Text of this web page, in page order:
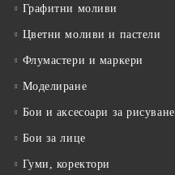
Графитни моливи
Цветни моливи и пастели
Флумастери и маркери
Моделиране
Бои и аксесоари за рисуване
Бои за лице
Гуми, коректори